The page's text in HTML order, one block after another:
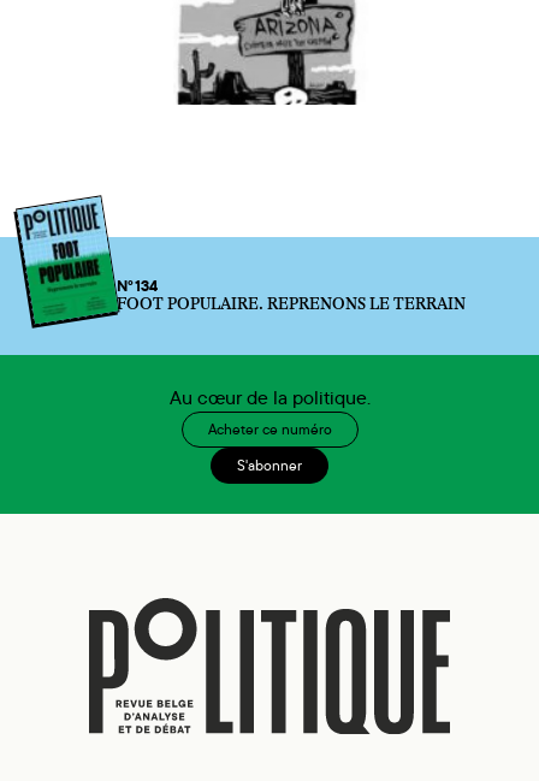
N°134
FOOT POPULAIRE. REPRENONS LE TERRAIN
Au cœur de la politique.
Acheter ce numéro
S'abonner